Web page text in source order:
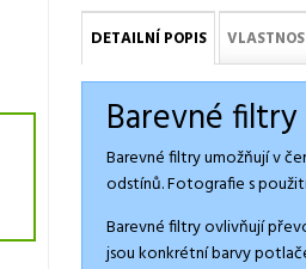
DETAILNÍ POPIS
Barevné
Barevné filtry umožňují v
odstínů. Fotografie s
Barevné filtry ovlivňují
jsou konkrétní barvy